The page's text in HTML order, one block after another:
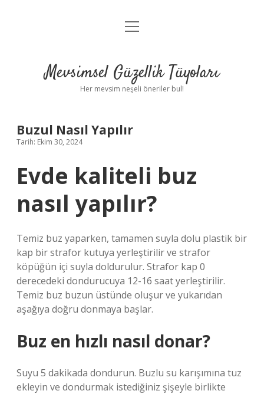
Anasayfa
Yasal Uyarı
menüyü
Mevsimsel Güzellik Tüyoları
Her mevsim neşeli öneriler bul!
Buzul Nasıl Yapılır
Tarih: Ekim 30, 2024
Evde kaliteli buz
nasıl yapılır?
Temiz buz yaparken, tamamen suyla dolu plastik bir
kap bir strafor kutuya yerleştirilir ve strafor
köpüğün içi suyla doldurulur. Strafor kap 0
derecedeki dondurucuya 12-16 saat yerleştirilir.
Temiz buz buzun üstünde oluşur ve yukarıdan
aşağıya doğru donmaya başlar.
Buz en hızlı nasıl donar?
Suyu 5 dakikada dondurun. Buzlu su karışımına tuz
ekleyin ve dondurmak istediğiniz şişeyle birlikte